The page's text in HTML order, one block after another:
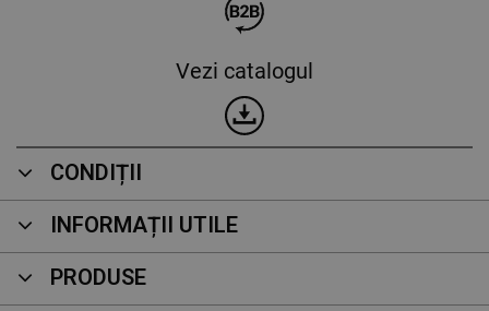
Vezi catalogul
CONDIȚII
INFORMAȚII UTILE
PRODUSE